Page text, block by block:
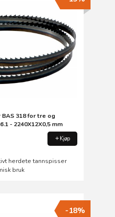
318 for tre og
- 2240X12X0,5 mm
Kjøp
herdete tannspisser
bruk
-18%